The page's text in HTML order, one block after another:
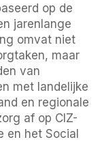
op de
jarenlange
omvat niet
maar
van
met landelijke
en regionale
af op CIZ-
en het Social